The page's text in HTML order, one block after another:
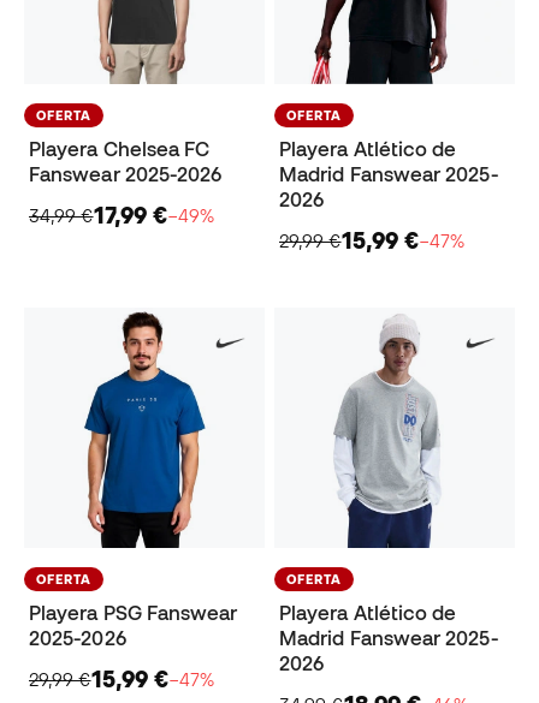
OFERTA
Playera Chelsea FC
Fanswear 2025-2026
34,99 €17,99 €−49%
OFERTA
Playera Atlético de
Madrid Fanswear 2025-
2026
29,99 €15,99 €−47%
OFERTA
Playera PSG Fanswear
2025-2026
29,99 €15,99 €−47%
OFERTA
Playera Atlético de
Madrid Fanswear 2025-
2026